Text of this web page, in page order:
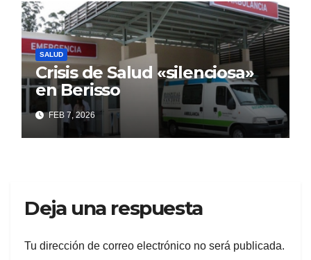
SALUD
Crisis de Salud «silenciosa»
en Berisso
FEB 7, 2026
Deja una respuesta
Tu dirección de correo electrónico no será publicada.